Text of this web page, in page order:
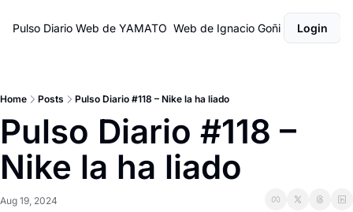
Pulso Diario Web de YAMATO Web de Ignacio Goñi Login
Home Posts Pulso Diario #118 – Nike la ha liado
Pulso Diario #118 –
Nike la ha liado
Aug 19, 2024